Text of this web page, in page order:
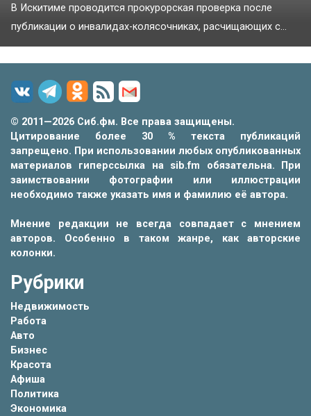
В Искитиме проводится прокурорская проверка после
публикации о инвалидах-колясочниках, расчищающих с...
© 2011—2026 Сиб.фм. Все права защищены.
Цитирование более 30 % текста публикаций
запрещено. При использовании любых опубликованных
материалов гиперссылка на sib.fm обязательна. При
заимствовании фотографии или иллюстрации
необходимо также указать имя и фамилию её автора.
Мнение редакции не всегда совпадает с мнением
авторов. Особенно в таком жанре, как авторские
колонки.
Рубрики
Недвижимость
Работа
Авто
Бизнес
Красота
Афиша
Политика
Экономика